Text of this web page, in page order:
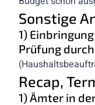
Sonstige
1)
Prüfung
Recap,
1) Ämter in